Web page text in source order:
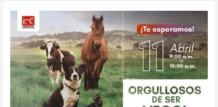
Evento
Orgullosos
ser
Vecol
2025